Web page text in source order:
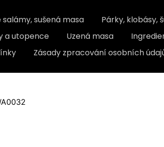
salámy, sušená masa
Párky, klobásy,
a utopence
Uzená masa
Zásady zpracování osobních